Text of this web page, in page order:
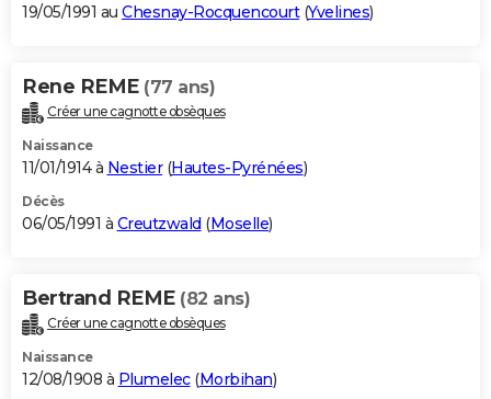
19/05/1991 au Chesnay-Rocquencourt(Yvelines)
Rene REME (77 ans)
Créer une cagnotte obsèques
Naissance
11/01/1914 à Nestier(Hautes-Pyrénées)
Décès
06/05/1991 à Creutzwald (Moselle)
Bertrand REME (82 ans)
Créer une cagnotte obsèques
Naissance
12/08/1908 à Plumelec(Morbihan)